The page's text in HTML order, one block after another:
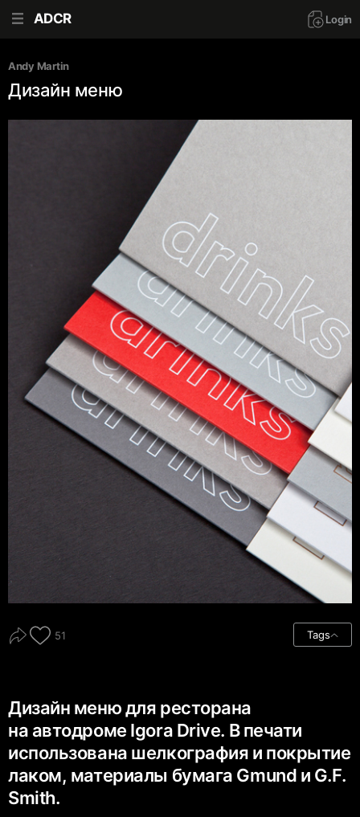
ADCR Login
Andy Martin
Дизайн меню
51 Tags
Дизайн меню для ресторана
на автодроме Igora Drive. В печати
использована шелкография и покрытие
лаком, материалы бумага Gmund и G.F.
Smith.